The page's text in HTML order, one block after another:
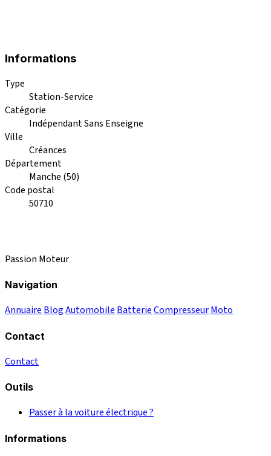
Informations
Type
Station-Service
Catégorie
Indépendant Sans Enseigne
Ville
Créances
Département
Manche (50)
Code postal
50710
Passion Moteur
Navigation
Annuaire BlogAutomobile BatterieCompresseurMoto
Contact
Contact
Outils
Passer à la voiture électrique ?
Informations